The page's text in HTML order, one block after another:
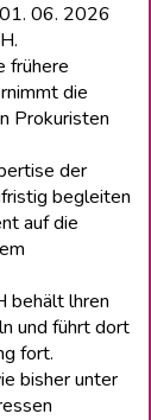
06. 2026
frühere
die
Prokuristen
der
begleiten
auf die
behält lhren
und führt dort
fort.
bisher unter